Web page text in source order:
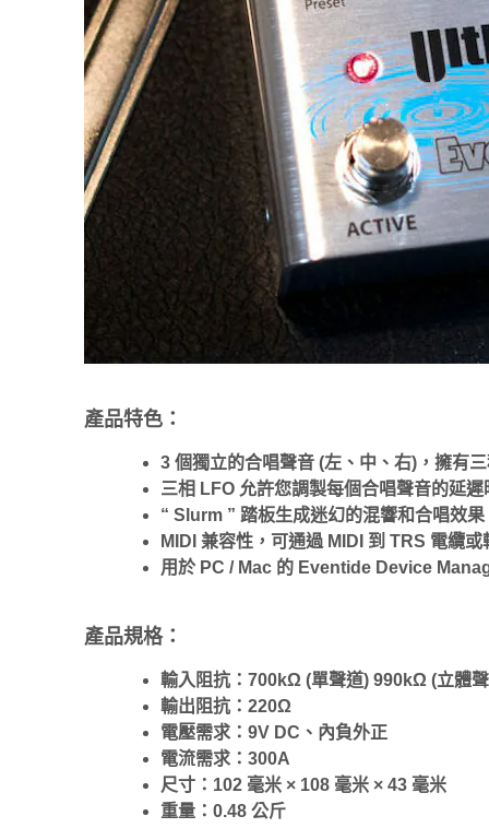
產品特色：
3 個獨立的合唱聲音 (左、中、右)，擁有
三相 LFO 允許您調製每個合唱聲音的延
“ Slurm ” 踏板生成迷幻的混響和合唱效
MIDI 兼容性，可通過 MIDI 到 TRS 電纜
用於 PC / Mac 的 Eventide Device
產品規格：
輸入阻抗：700kΩ (單聲道) 990kΩ (立體
輸出阻抗：220Ω
電壓需求：9V DC、內負外正
電流需求：300A
尺寸：102 毫米 × 108 毫米 × 43 毫米
重量：0.48 公斤